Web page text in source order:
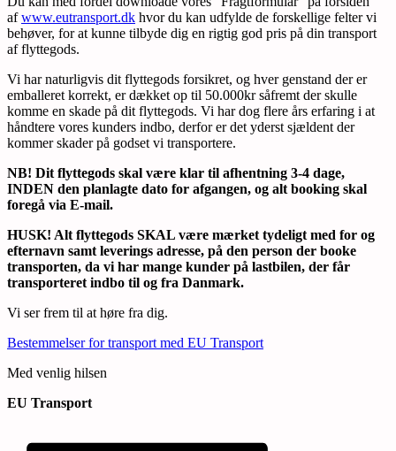
afwww.eutransport.dk hvor du kan udfylde de forskellige felter vi
behøver, for at kunne tilbyde dig en rigtig god pris på din transport
af flyttegods.
Vi har naturligvis dit flyttegods forsikret, og hver genstand der er
emballeret korrekt, er dækket op til 50.000kr såfremt der skulle
komme en skade på dit flyttegods. Vi har dog flere års erfaring i at
håndtere vores kunders indbo, derfor er det yderst sjældent der
kommer skader på godset vi transportere.
NB! Dit flyttegods skal være klar til afhentning 3-4 dage,
INDEN den planlagte dato for afgangen, og alt booking skal
foregå via E-mail.
HUSK! Alt flyttegods SKAL være mærket tydeligt med for og
efternavn samt leverings adresse, på den person der booke
transporten, da vi har mange kunder på lastbilen, der får
transporteret indbo til og fra Danmark.
Vi ser frem til at høre fra dig.
Bestemmelser for transport med EU Transport
Med venlig hilsen
EU Transport